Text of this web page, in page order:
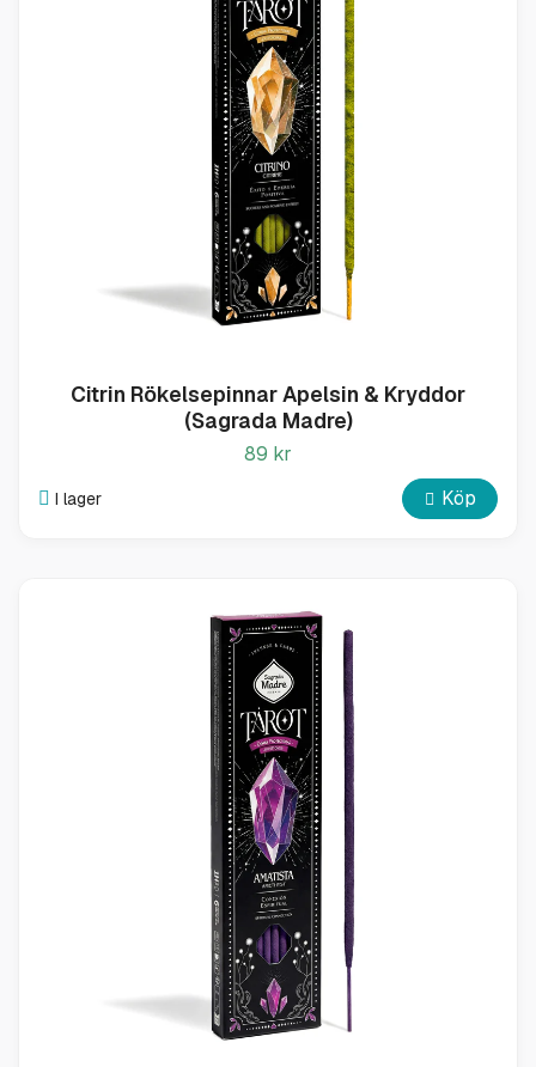
Citrin Rökelsepinnar Apelsin & Kryddor
(Sagrada Madre)
89 kr
I lager Köp